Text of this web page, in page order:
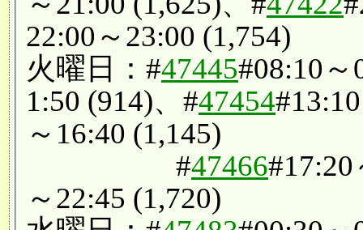
22:00～23:00 (1,754)
火曜日：#47445#08:10～
1:50 (914)、#47454
～16:40 (1,145)
#47466#17:20
～22:45 (1,720)